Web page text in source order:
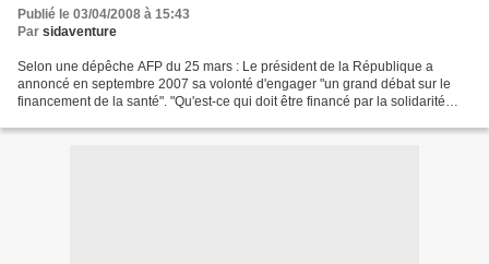
Publié le 03/04/2008 à 15:43
Par sidaventure
Selon une dépêche AFP du 25 mars : Le président de la République a
annoncé en septembre 2007 sa volonté d'engager "un grand débat sur le
financement de la santé". "Qu'est-ce qui doit être financé par la solidarité